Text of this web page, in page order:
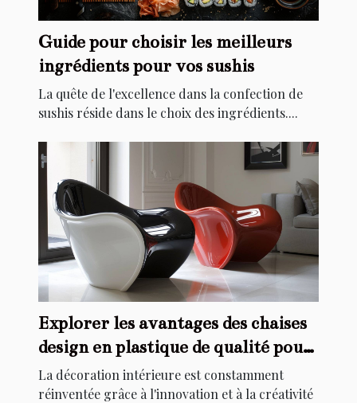
Guide pour choisir les meilleurs
ingrédients pour vos sushis
La quête de l'excellence dans la confection de
sushis réside dans le choix des ingrédients....
Explorer les avantages des chaises
design en plastique de qualité pour
la décoration intérieure
La décoration intérieure est constamment
réinventée grâce à l'innovation et à la créativité